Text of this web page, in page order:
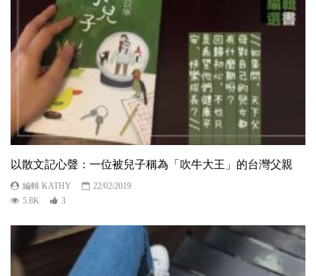
以散文記心聲：一位被兒子稱為「吹牛大王」的台灣父親
編輯 KATHY
22/02/2019
5.8K
3